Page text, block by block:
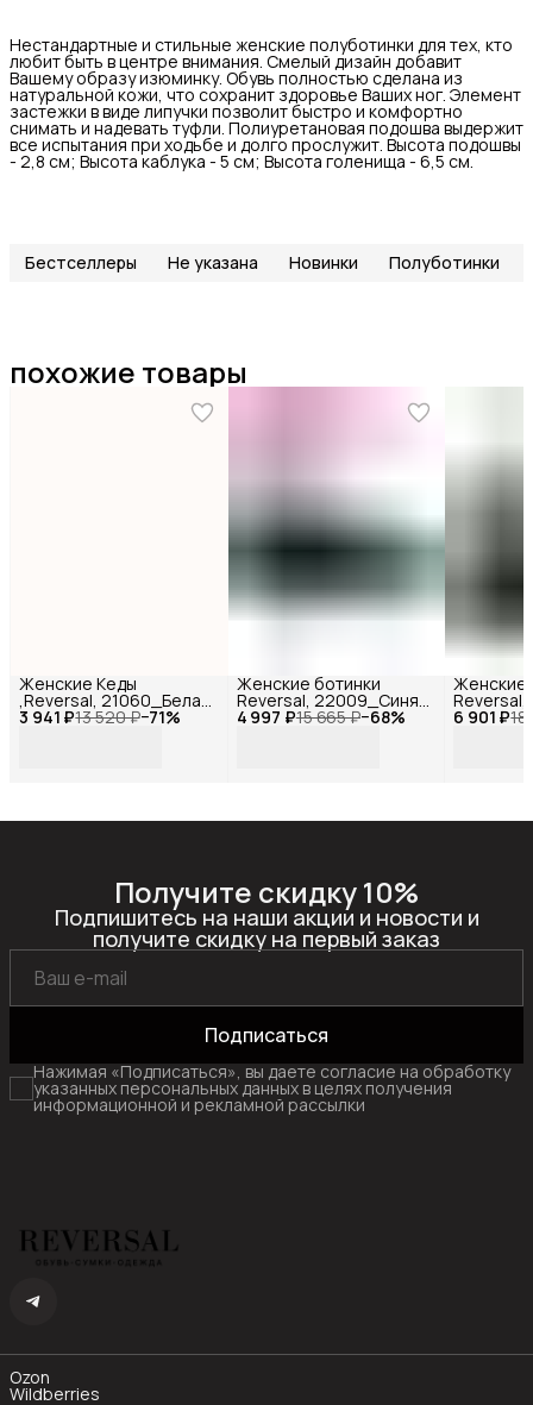
Нестандартные и стильные женские полуботинки для тех, кто
любит быть в центре внимания. Смелый дизайн добавит
Вашему образу изюминку. Обувь полностью сделана из
натуральной кожи, что сохранит здоровье Ваших ног. Элемент
застежки в виде липучки позволит быстро и комфортно
снимать и надевать туфли. Полиуретановая подошва выдержит
все испытания при ходьбе и долго прослужит. Высота подошвы
- 2,8 см; Высота каблука - 5 см; Высота голенища - 6,5 см.
Бестселлеры Не указана Новинки Полуботинки
похожие товары
3 941 ₽13 520 ₽−71%
Женские Кеды
,Reversal, 21060_Белая-
кожа-(Белая)-36 4 997 ₽15 665 ₽−68%
Женские ботинки
Reversal, 22009_Синяя-
кожа-(Черная)-36 6 901 ₽18
Женские
кожа-
Получите скидку 10%
Подпишитесь на наши акции и новости и
получите скидку на первый заказ
Подписаться
Нажимая «Подписаться», вы даете согласие на обработку
указанных персональных данных в целях получения
информационной и рекламной рассылки
Ozon
Wildberries